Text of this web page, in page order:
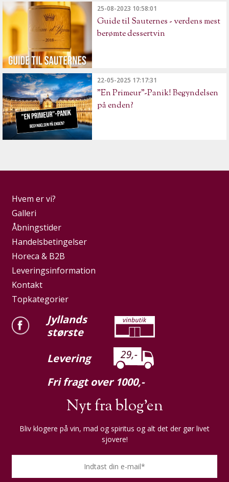
25-08-2023 10:58:01
Guide til Sauternes - verdens mest
berømte dessertvin
22-05-2025 17:17:31
"En Primeur"-Panik! Begyndelsen
på enden?
Hvem er vi?
Galleri
Åbningstider
Handelsbetingelser
Horeca & B2B
Leveringsinformation
Kontakt
Topkategorier
Jyllands
største
Levering
Fri fragt over 1000,-
Nyt fra blog'en
Bliv klogere på vin, mad og spiritus og alt det der gør livet
sjovere!